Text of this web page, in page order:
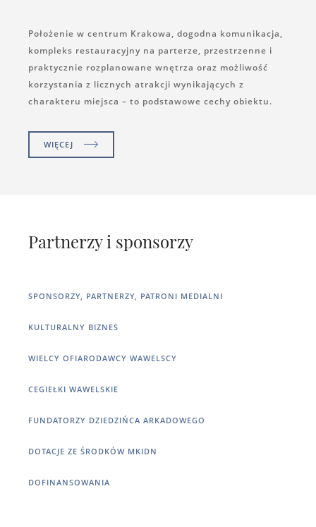
Położenie w centrum Krakowa, dogodna komunikacja,
kompleks restauracyjny na parterze, przestrzenne i
praktycznie rozplanowane wnętrza oraz możliwość
korzystania z licznych atrakcji wynikających z
charakteru miejsca – to podstawowe cechy obiektu.
WIĘCEJ
Partnerzy i sponsorzy
SPONSORZY, PARTNERZY, PATRONI MEDIALNI
KULTURALNY BIZNES
WIELCY OFIARODAWCY WAWELSCY
CEGIEŁKI WAWELSKIE
FUNDATORZY DZIEDZIŃCA ARKADOWEGO
DOTACJE ZE ŚRODKÓW MKIDN
DOFINANSOWANIA